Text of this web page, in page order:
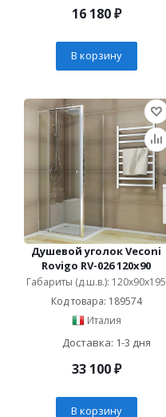
16 180₽
В корзину
Душевой уголок Veconi
Rovigo RV-026 120x90
Габариты (д.ш.в.): 120x90x195
Код товара: 189574
Италия
Доставка: 1-3 дня
33 100₽
В корзину